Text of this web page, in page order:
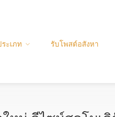
ะเภท รับโพสต์อสังหา